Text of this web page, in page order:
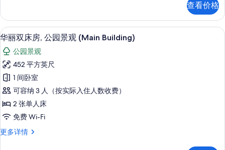
照
片
观
(Main
Building)
的
所
有
照
片
房,
公
园
景
观
(Main
Building)
更
多
信
息
查看价格
显
示
华
丽
双
床
房,
园
华丽双床房, 公园景观 (Main
8
华丽双床房, 公园景观 (Main Building)
公园景观
452 平方英尺
1 间卧室
可容纳 3 人（按实际入住人数收费）
2 张单人床
免费 Wi-Fi
更多详情
华